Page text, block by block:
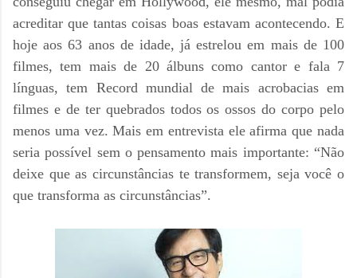
acreditar que tantas coisas boas estavam acontecendo. E
hoje aos 63 anos de idade, já estrelou em mais de 100
filmes, tem mais de 20 álbuns como cantor e fala 7
línguas, tem Record mundial de mais acrobacias em
filmes e de ter quebrados todos os ossos do corpo pelo
menos uma vez. Mais em entrevista ele afirma que nada
seria possível sem o pensamento mais importante: “Não
deixe que as circunstâncias te transformem, seja você o
que transforma as circunstâncias”.